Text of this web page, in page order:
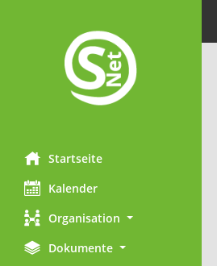
Startseite
Kalender
Organisation
Dokumente